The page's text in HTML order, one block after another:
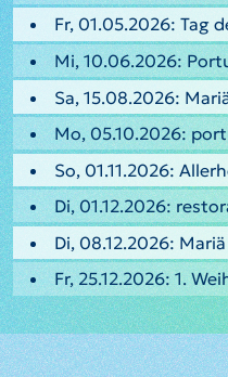
Fr, 01.05.2026: Tag
Mi, 10.06.2026:
Sa, 15.08.2026:
Mo, 05.10.2026:
So, 01.11.2026:
Di, 01.12.2026:
Di, 08.12.2026:
Fr, 25.12.2026: 1.